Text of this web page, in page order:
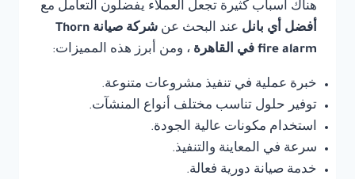
هناك أسباب كثيرة تجعل العملاء يفضلون التعامل مع
أفضل أي بانل عند البحث عن
شركة صيانة Thorn
fire alarm في القاهرة
، ومن أبرز هذه المميزات:
خبرة عملية في تنفيذ مشروعات متنوعة.
توفير حلول تناسب مختلف أنواع المنشآت.
استخدام مكونات عالية الجودة.
سرعة في المعاينة والتنفيذ.
خدمة صيانة دورية فعالة.